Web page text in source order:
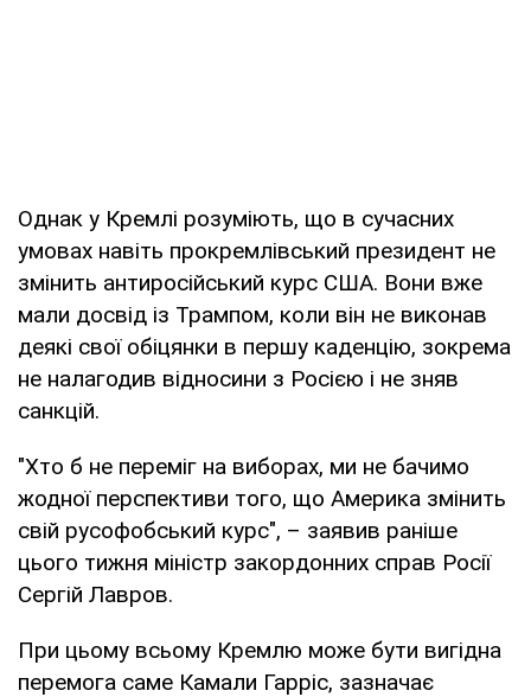
Однак у Кремлі розуміють, що в сучасних
умовах навіть прокремлівський президент не
змінить антиросійський курс США. Вони вже
мали досвід із Трампом, коли він не виконав
деякі свої обіцянки в першу каденцію, зокрема
не налагодив відносини з Росією і не зняв
санкцій.
"Хто б не переміг на виборах, ми не бачимо
жодної перспективи того, що Америка змінить
свій русофобський курс", – заявив раніше
цього тижня міністр закордонних справ Росії
Сергій Лавров.
При цьому всьому Кремлю може бути вигідна
перемога саме Камали Гарріс, зазначає